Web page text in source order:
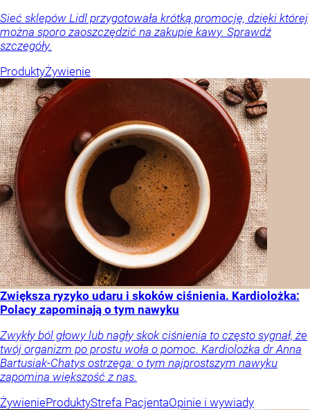
Sieć sklepów Lidl przygotowała krótką promocję, dzięki której
można sporo zaoszczędzić na zakupie kawy. Sprawdź
szczegóły.
ProduktyŻywienie
Zwiększa ryzyko udaru i skoków ciśnienia. Kardiolożka:
Polacy zapominają o tym nawyku
Zwykły ból głowy lub nagły skok ciśnienia to często sygnał, że
twój organizm po prostu woła o pomoc. Kardiolożka dr Anna
Bartusiak-Chatys ostrzega: o tym najprostszym nawyku
zapomina większość z nas.
ŻywienieProduktyStrefa PacjentaOpinie i wywiady